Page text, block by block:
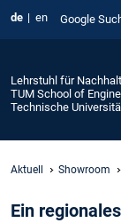
de en Google
Lehrstuhl für
TUM School of
Technische
Aktuell Showroom
Ein